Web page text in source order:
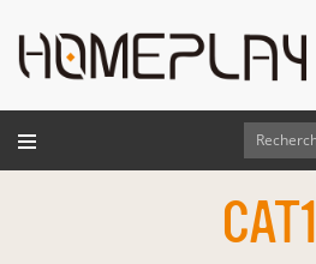
CAT1